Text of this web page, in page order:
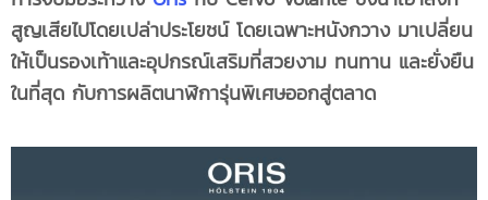
สูญเสียไปโดยเปล่าประโยชน์ โดยเฉพาะหนังกวาง มาเปลี่ยน
ให้เป็นรองเท้าและอุปกรณ์เสริมที่สวยงาม ทนทาน และยั่งยืน
ในที่สุด กับการผลิตนาฬิการุ่นพิเศษออกสู่ตลาด